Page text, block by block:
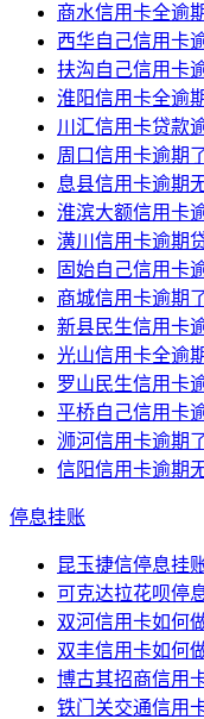
商水信用卡全逾
西华自己信用卡
扶沟自己信用卡
淮阳信用卡全逾
川汇信用卡贷款
周口信用卡逾期
息县信用卡逾期
淮滨大额信用卡
潢川信用卡逾期
固始自己信用卡
商城信用卡逾期
新县民生信用卡
光山信用卡全逾
罗山民生信用卡
平桥自己信用卡
浉河信用卡逾期
信阳信用卡逾期
停息挂账
昆玉捷信停息挂
可克达拉花呗停
双河信用卡如何
双丰信用卡如何
博古其招商信用
铁门关交通信用